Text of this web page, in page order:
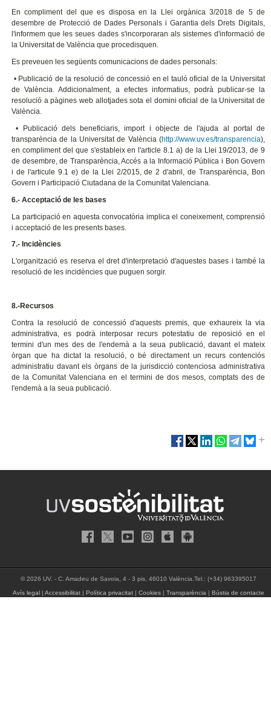
En compliment del que es disposa en la Llei orgànica 3/2018 de 5 de
desembre de Protecció de Dades Personals i Garantia dels Drets Digitals,
l'informem que les seues dades s'incorporaran als sistemes d'informació de
la Universitat de València que procedisquen.
Es preveuen les següents comunicacions de dades personals:
• Publicació de la resolució de concessió en el tauló oficial de la Universitat
de València. Addicionalment, a efectes informatius, podrà publicar-se la
resolució a pàgines web allotjades sota el domini oficial de la Universitat de
València.
• Publicació dels beneficiaris, import i objecte de l'ajuda al portal de
transparència de la Universitat de València (http://www.uv.es/transparencia),
en compliment del que s'estableix en l'article 8.1 a) de la Llei 19/2013, de 9
de desembre, de Transparència, Accés a la Informació Pública i Bon Govern
i de l'articule 9.1 e) de la Llei 2/2015, de 2 d'abril, de Transparència, Bon
Govern i Participació Ciutadana de la Comunitat Valenciana.
6.- Acceptació de les bases
La participació en aquesta convocatòria implica el coneixement, comprensió
i acceptació de les presents bases.
7.- Incidències
L'organització es reserva el dret d'interpretació d'aquestes bases i també la
resolució de les incidències que puguen sorgir.
8.-Recursos
Contra la resolució de concessió d'aquests premis, que exhaureix la via
administrativa, es podrà interposar recurs potestatiu de reposició en el
termini d'un mes des de l'endemà a la seua publicació, davant el mateix
òrgan que ha dictat la resolució, o bé directament un recurs contenciós
administratiu davant els òrgans de la jurisdicció contenciosa administrativa
de la Comunitat Valenciana en el termini de dos mesos, comptats des de
l'endemà a la seua publicació.
© 2026 UV. - C. Amadeu de Savoia, 4 - 3 pis, 46010 València.Tel.: (+34) 963395017
Avís legal| Accessibilitat| Política privacitat| Cookies| Transparència| Bústia de contacte